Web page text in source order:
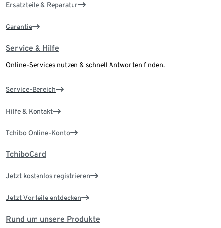
Ersatzteile & Reparatur
Garantie
Service & Hilfe
Online-Services nutzen & schnell Antworten finden.
Service-Bereich
Hilfe & Kontakt
Tchibo Online-Konto
TchiboCard
Jetzt kostenlos registrieren
Jetzt Vorteile entdecken
Rund um unsere Produkte